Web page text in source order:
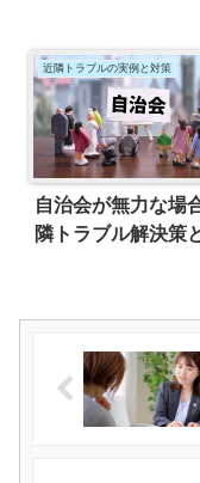
近隣トラブルの実例と対策
自治会が無力な場
隣トラブル解決策